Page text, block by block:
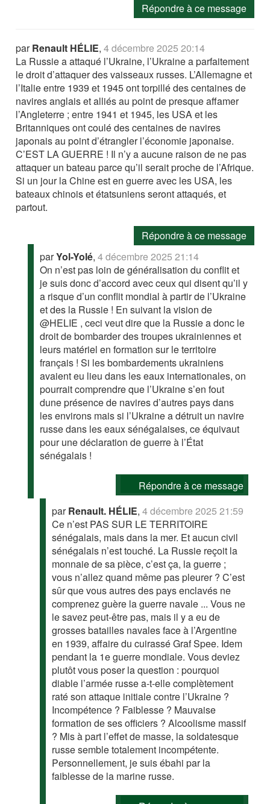
Répondre à ce message
parRenault HÉLIE,4 décembre 2025 20:14
La Russie a attaqué l’Ukraine, l’Ukraine a parfaitement
le droit d’attaquer des vaisseaux russes. L’Allemagne et
l’Italie entre 1939 et 1945 ont torpillé des centaines de
navires anglais et alliés au point de presque affamer
l’Angleterre ; entre 1941 et 1945, les USA et les
Britanniques ont coulé des centaines de navires
japonais au point d’étrangler l’économie japonaise.
C’EST LA GUERRE ! Il n’y a aucune raison de ne pas
attaquer un bateau parce qu’il serait proche de l’Afrique.
Si un jour la Chine est en guerre avec les USA, les
bateaux chinois et étatsuniens seront attaqués, et
partout.
Répondre à ce message
parYol-Yolé,4 décembre 2025 21:14
On n’est pas loin de généralisation du conflit et
je suis donc d’accord avec ceux qui disent qu’il y
a risque d’un conflit mondial à partir de l’Ukraine
et des la Russie ! En suivant la vision de
@HELIE , ceci veut dire que la Russie a donc le
droit de bombarder des troupes ukrainiennes et
leurs matériel en formation sur le territoire
français ! Si les bombardements ukrainiens
avaient eu lieu dans les eaux internationales, on
pourrait comprendre que l’Ukraine s’en fout
dune présence de navires d’autres pays dans
les environs mais si l’Ukraine a détruit un navire
russe dans les eaux sénégalaises, ce équivaut
pour une déclaration de guerre à l’État
sénégalais !
Répondre à ce message
parRenault. HÉLIE,4 décembre 2025 21:59
Ce n’est PAS SUR LE TERRITOIRE
sénégalais, mais dans la mer. Et aucun civil
sénégalais n’est touché. La Russie reçoit la
monnaie de sa pièce, c’est ça, la guerre ;
vous n’allez quand même pas pleurer ? C’est
sûr que vous autres des pays enclavés ne
comprenez guère la guerre navale ... Vous ne
le savez peut-être pas, mais il y a eu de
grosses batailles navales face à l’Argentine
en 1939, affaire du cuirassé Graf Spee. Idem
pendant la 1e guerre mondiale. Vous deviez
plutôt vous poser la question : pourquoi
diable l’armée russe a-t-elle complètement
raté son attaque initiale contre l’Ukraine ?
Incompétence ? Faiblesse ? Mauvaise
formation de ses officiers ? Alcoolisme massif
? Mis à part l’effet de masse, la soldatesque
russe semble totalement incompétente.
Personnellement, je suis ébahi par la
faiblesse de la marine russe.